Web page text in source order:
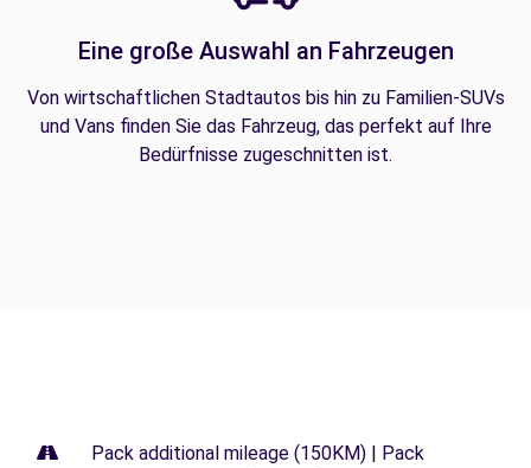
Eine große Auswahl an Fahrzeugen
Von wirtschaftlichen Stadtautos bis hin zu Familien-SUVs
und Vans finden Sie das Fahrzeug, das perfekt auf Ihre
Bedürfnisse zugeschnitten ist.
Pack additional mileage (150KM) | Pack